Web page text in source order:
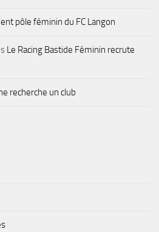
pôle féminin du FC Langon
Le Racing Bastide Féminin recrute
recherche un club